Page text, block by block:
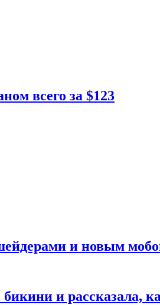
всего за $123
и новым
и рассказала,